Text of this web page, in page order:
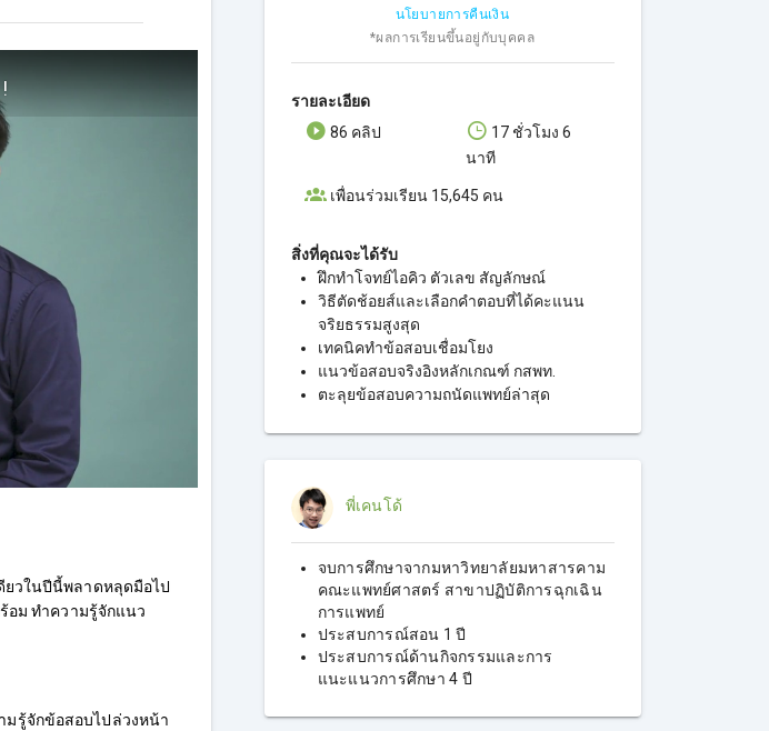
วในปีนี้พลาดหลุดมือไป
อม ทำความรู้จักแนว
มรู้จักข้อสอบไปล่วงหน้า
นโยบายการคืนเงิน
*ผลการเรียนขึ้นอยู่กับบุคคล
รายละเอียด
86 คลิป
17 ชั่วโมง 6
นาที
เพื่อนร่วมเรียน 15,645 คน
สิ่งที่คุณจะได้รับ
ฝึกทำโจทย์ไอคิว ตัวเลข สัญลักษณ์
วิธีตัดช้อยส์และเลือกคำตอบที่ได้คะแนน
จริยธรรมสูงสุด
เทคนิคทำข้อสอบเชื่อมโยง
แนวข้อสอบจริงอิงหลักเกณฑ์ กสพท.
ตะลุยข้อสอบความถนัดแพทย์ล่าสุด
พี่เคนโด้
จบการศึกษาจากมหาวิทยาลัยมหาสารคาม
คณะแพทย์ศาสตร์ สาขาปฏิบัติการฉุกเฉิน
การแพทย์
ประสบการณ์สอน 1 ปี
ประสบการณ์ด้านกิจกรรมและการ
แนะแนวการศึกษา 4 ปี